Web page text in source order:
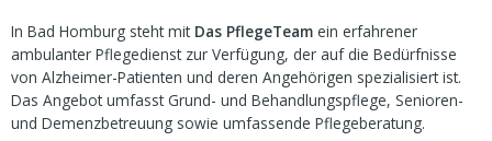
In Bad Homburg steht mit Das PflegeTeam ein erfahrener
ambulanter Pflegedienst zur Verfügung, der auf die Bedürfnisse
von Alzheimer-Patienten und deren Angehörigen spezialisiert ist.
Das Angebot umfasst Grund- und Behandlungspflege, Senioren-
und Demenzbetreuung sowie umfassende Pflegeberatung.